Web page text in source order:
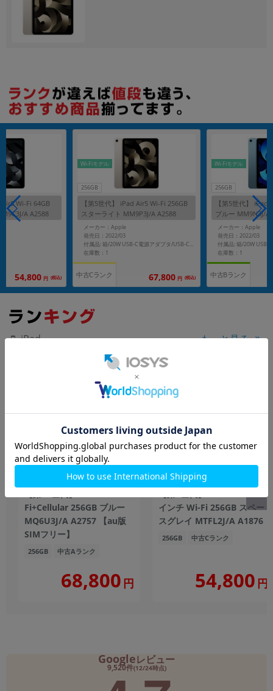
Wi-Fi 64GB
A A2588
54,800 円 (税込)
256GB
Wi-Fiモデル
【第5世代】 iPad Air5 Wi-Fi 256GB
スターライト MM9P3J/A A2588
メーカー：Apple
発売日：2022/03
付属品: 箱/20W USB-C電源アダプタ/USB-C充電ケーブル(1m)/クイックスタートガイド
在庫数：1
中古Cランク 67,800 円 (税込)
256GB
Wi-Fiモデル
【第5世代】 iPad
ブルー MM9N3J/A
メーカー：Apple
発売日：2022/03
在庫数：1
中古Bランク
iPad もっと見る
Fi+Cellular 256GB ブルー
MQ6U3J/A A2757 【au版
SIMフリー】
256GB 中古Aランク
68,800 円
インチ Wi-Fi 256GB スペー
スグレイ MTFL2J/A A1876
256GB 中古Cランク
54,800 円
Googleレビュー
9,520件(12/24時点)
各項目のチェックボックスは「or検索」となります。